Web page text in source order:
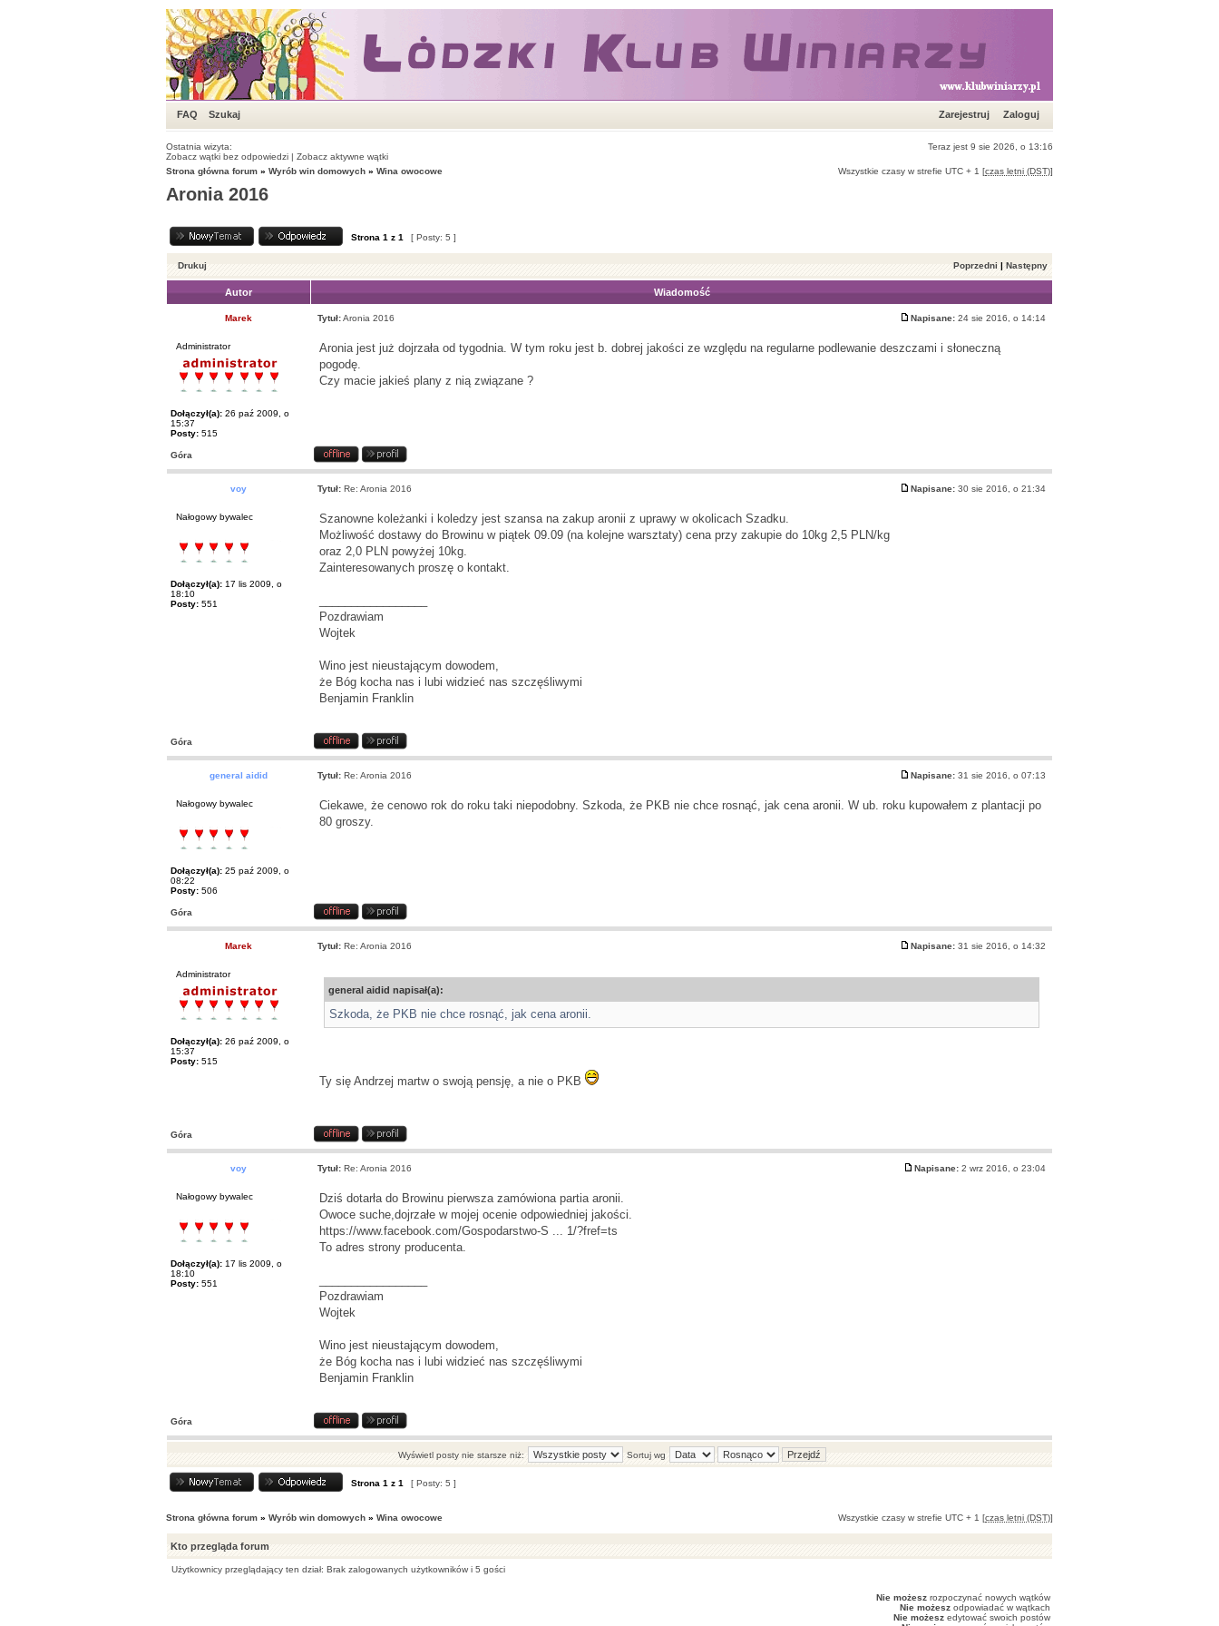
FAQ Szukaj Zarejestruj Zaloguj
Ostatnia wizyta:
Teraz jest 9 sie 2026, o 13:16
Zobacz wątki bez odpowiedzi | Zobacz aktywne wątki
Strona główna forum » Wyrób win domowych » Wina owocowe Wszystkie czasy w strefie UTC + 1 [czas letni (DST)]
Aronia 2016
Strona 1 z 1 [ Posty: 5 ]
Drukuj Poprzedni | Następny
Autor Wiadomość
Marek Tytuł:Aronia 2016 Napisane: 24 sie 2016, o 14:14
Administrator
Dołączył(a): 26 paź 2009, o
15:37
Posty: 515
Aronia jest już dojrzała od tygodnia. W tym roku jest b. dobrej jakości ze względu na regularne podlewanie deszczami i słoneczną
pogodę.
Czy macie jakieś plany z nią związane ?
Góra
voy Tytuł: Re: Aronia 2016 Napisane: 30 sie 2016, o 21:34
Nałogowy bywalec
Dołączył(a): 17 lis 2009, o
18:10
Posty: 551
Szanowne koleżanki i koledzy jest szansa na zakup aronii z uprawy w okolicach Szadku.
Możliwość dostawy do Browinu w piątek 09.09 (na kolejne warsztaty) cena przy zakupie do 10kg 2,5 PLN/kg
oraz 2,0 PLN powyżej 10kg.
Zainteresowanych proszę o kontakt.
Pozdrawiam
Wojtek
Wino jest nieustającym dowodem,
że Bóg kocha nas i lubi widzieć nas szczęśliwymi
Benjamin Franklin
Góra
general aidid Tytuł: Re: Aronia 2016 Napisane: 31 sie 2016, o 07:13
Nałogowy bywalec
Dołączył(a): 25 paź 2009, o
08:22
Posty: 506
Ciekawe, że cenowo rok do roku taki niepodobny. Szkoda, że PKB nie chce rosnąć, jak cena aronii. W ub. roku kupowałem z plantacji po
80 groszy.
Góra
Marek Tytuł: Re: Aronia 2016 Napisane: 31 sie 2016, o 14:32
Administrator
Dołączył(a): 26 paź 2009, o
15:37
Posty: 515
general aidid napisał(a):
Szkoda, że PKB nie chce rosnąć, jak cena aronii.
Ty się Andrzej martw o swoją pensję, a nie o PKB
Góra
voy Tytuł: Re: Aronia 2016 Napisane: 2 wrz 2016, o 23:04
Nałogowy bywalec
Dołączył(a): 17 lis 2009, o
18:10
Posty: 551
Dziś dotarła do Browinu pierwsza zamówiona partia aronii.
Owoce suche,dojrzałe w mojej ocenie odpowiedniej jakości.
https://www.facebook.com/Gospodarstwo-S ... 1/?fref=ts
To adres strony producenta.
Pozdrawiam
Wojtek
Wino jest nieustającym dowodem,
że Bóg kocha nas i lubi widzieć nas szczęśliwymi
Benjamin Franklin
Góra
Wyświetl posty nie starsze niż: Sortuj wg
Strona 1 z 1 [ Posty: 5 ]
Strona główna forum » Wyrób win domowych » Wina owocowe Wszystkie czasy w strefie UTC + 1 [czas letni (DST)]
Kto przegląda forum
Użytkownicy przeglądający ten dział: Brak zalogowanych użytkowników i 5 gości
Nie możesz rozpoczynać nowych wątków
Nie możesz odpowiadać w wątkach
Nie możesz edytować swoich postów